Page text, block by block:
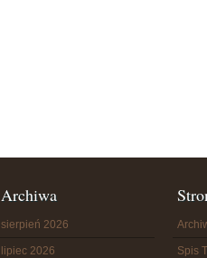
Archiwa
sierpień 2026
lipiec 2026 Spis